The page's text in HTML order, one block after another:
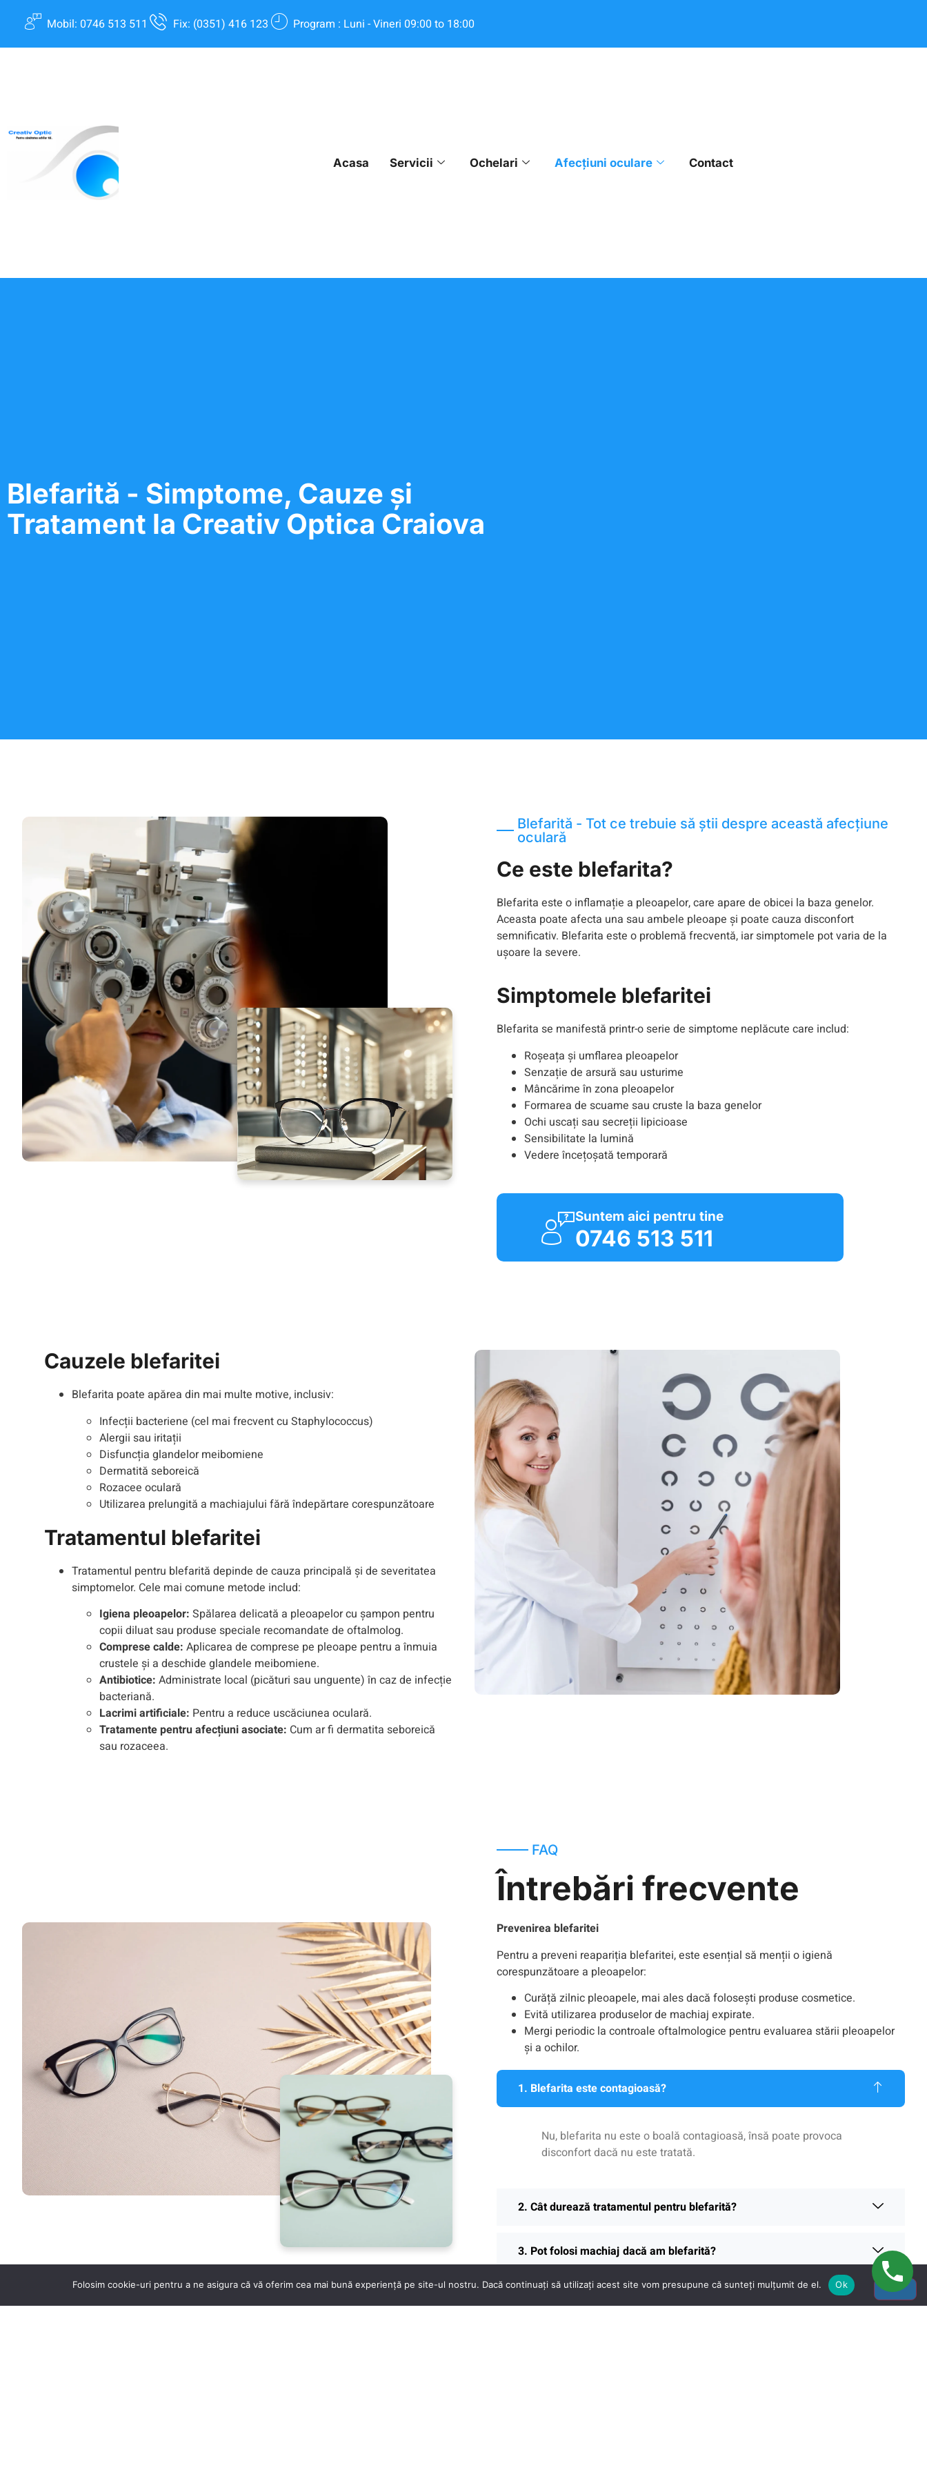
Mobil: 0746 513 511 Fix: (0351) 416 123 Program : Luni - Vineri 09:00 to 18:00
Acasa Servicii Ochelari Afecțiuni oculare Contact
Blefarită - Simptome, Cauze și
Tratament la Creativ Optica Craiova
Blefarită - Tot ce trebuie să știi despre această afecțiune
oculară
Ce este blefarita?
Blefarita este o inflamație a pleoapelor, care apare de obicei la baza genelor.
Aceasta poate afecta una sau ambele pleoape și poate cauza disconfort
semnificativ. Blefarita este o problemă frecventă, iar simptomele pot varia de la
ușoare la severe.
Simptomele blefaritei
Blefarita se manifestă printr-o serie de simptome neplăcute care includ:
Roșeața și umflarea pleoapelor
Senzație de arsură sau usturime
Mâncărime în zona pleoapelor
Formarea de scuame sau cruste la baza genelor
Ochi uscați sau secreții lipicioase
Sensibilitate la lumină
Vedere încețoșată temporară
Suntem aici pentru tine
0746 513 511
Cauzele blefaritei
Blefarita poate apărea din mai multe motive, inclusiv:
Infecții bacteriene (cel mai frecvent cu Staphylococcus)
Alergii sau iritații
Disfuncția glandelor meibomiene
Dermatită seboreică
Rozacee oculară
Utilizarea prelungită a machiajului fără îndepărtare corespunzătoare
Tratamentul blefaritei
Tratamentul pentru blefarită depinde de cauza principală și de severitatea
simptomelor. Cele mai comune metode includ:
Igiena pleoapelor: Spălarea delicată a pleoapelor cu șampon pentru
copii diluat sau produse speciale recomandate de oftalmolog.
Comprese calde: Aplicarea de comprese pe pleoape pentru a înmuia
crustele și a deschide glandele meibomiene.
Antibiotice: Administrate local (picături sau unguente) în caz de infecție
bacteriană.
Lacrimi artificiale: Pentru a reduce uscăciunea oculară.
Tratamente pentru afecțiuni asociate: Cum ar fi dermatita seboreică
sau rozaceea.
FAQ
Întrebări frecvente
Prevenirea blefaritei
Pentru a preveni reapariția blefaritei, este esențial să menții o igienă
corespunzătoare a pleoapelor:
Curăță zilnic pleoapele, mai ales dacă folosești produse cosmetice.
Evită utilizarea produselor de machiaj expirate.
Mergi periodic la controale oftalmologice pentru evaluarea stării pleoapelor
și a ochilor.
1. Blefarita este contagioasă?
Nu, blefarita nu este o boală contagioasă, însă poate provoca
disconfort dacă nu este tratată.
2. Cât durează tratamentul pentru blefarită?
3. Pot folosi machiaj dacă am blefarită?
Pentru mai multe informații și tratamente personalizate, vizitează Clinica Creativ
Optica sau contactează un specialist pentru o evaluare completă.
Folosim cookie-uri pentru a ne asigura că vă oferim cea mai bună experiență pe site-ul nostru. Dacă continuați să utilizați acest site vom presupune că sunteți mulțumit de el. Ok